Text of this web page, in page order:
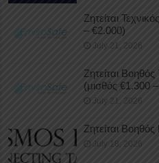
Ζητείται
– €2.000)
July 21, 2026
Ζητείται
(μισθός €1.300
July 21, 2026
Ζητείται
July 18, 2026